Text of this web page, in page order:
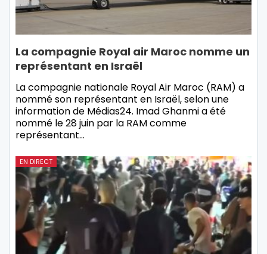
La compagnie Royal air Maroc nomme un
représentant en Israël
La compagnie nationale Royal Air Maroc (RAM) a
nommé son représentant en Israël, selon une
information de Médias24. Imad Ghanmi a été
nommé le 28 juin par la RAM comme
représentant…
EN DIRECT